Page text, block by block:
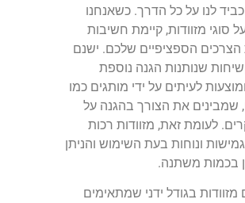
לנו על כל הדרך. כשאנחנו
סוגי מזוודות, קיימת חשיבות
הצרכים הספציפיים שלכם. ישנם
שנותנות הגנה נוספת
לעיתים על ידי מותגים כמו
שמבינים את הצורך בהגנה על
לעומת זאת, מזוודות רכות
ונוחות בעת השימוש והניתן
בכמות משתנה.
מזוודות בגודל ידני שמתאימים